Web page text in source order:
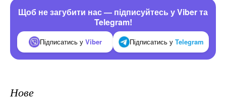
Щоб не загубити нас — підписуйтесь у Viber та
Telegram!
Підписатись у Viber Підписатись у Telegram
Нове